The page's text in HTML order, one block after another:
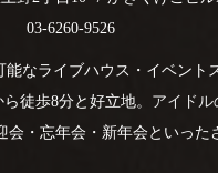
03-6260-9526
なライブハウス・イベン
徒歩8分と好立地。 アイドル
会・忘年会・新年会といった